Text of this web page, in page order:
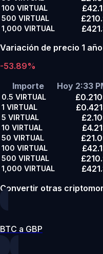
100 VIRTUAL
500 VIRTUAL
1,000 VIRTUAL
Variación de precio 1 año
-53.89%
Importe
Hoy 2:33
0.5 VIRTUAL
1 VIRTUAL
5 VIRTUAL
10 VIRTUAL
50 VIRTUAL
100 VIRTUAL
500 VIRTUAL
1,000 VIRTUAL
Convertir otras
BTC a GBP